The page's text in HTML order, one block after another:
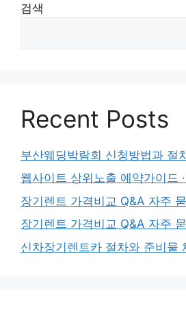
검색
Recent Posts
부산웨딩박람회 신청방법과 절
웹사이트 상위노출 예약가이드
장기렌트 가격비교 Q&A 자주
장기렌트 가격비교 Q&A 자주
신차장기렌트카 절차와 준비물